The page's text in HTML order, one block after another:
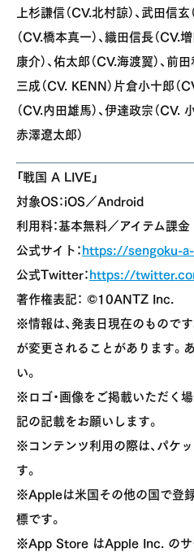
上杉謙信（CV.北村諒）、武田信
（CV.橋本真一）、織田信長（CV.
康介）、佑太郎（CV.海渡翼）、前
三成（CV. KENN）片倉小十郎（
（CV.内田雄馬）、伊達政宗（CV.
赤澤遼太郎）
「戦国 A LIVE」
対象OS：iOS／Android
利用料：基本無料／アイテム課金
公式サイト：https://sengoku-
公式Twitter：https://
著作権表記： ©10ANTZ Inc.
※情報は、発表日現在のもので
が変更されることがあります。
い。
※ロゴ・画像をご掲載いただく
記の記載をお願いします。
※コンテンツ利用の際は、パケ
す。
※Appleは米国その他の国で登
標です。
※App Store はApple Inc. のサ